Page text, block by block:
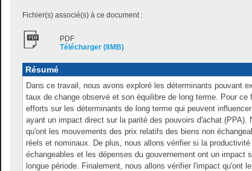
Fichier(s) associé(s) à ce document :
PDF
Télécharger (8MB)
Résumé
Dans ce travail, nous avons exploré les déterminants pouvant
taux de change observé et son équilibre de long terme. Pour ce
efforts sur les déterminants de long terme qui peuvent
ayant un impact direct sur la parité des pouvoirs d'achat (PPA).
qu'ont les mouvements des prix relatifs des biens non
réels et nominaux. De plus, nous allons vérifier si la
échangeables et les dépenses du gouvernement ont un impact
longue période. Finalement, nous allons vérifier l'impact qu'ont